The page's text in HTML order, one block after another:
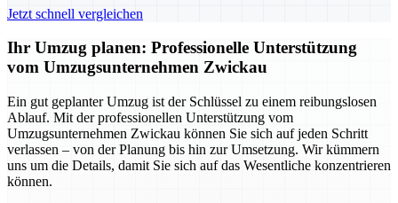
Jetzt schnell vergleichen
Ihr Umzug planen: Professionelle Unterstützung
vom Umzugsunternehmen Zwickau
Ein gut geplanter Umzug ist der Schlüssel zu einem reibungslosen
Ablauf. Mit der professionellen Unterstützung vom
Umzugsunternehmen Zwickau können Sie sich auf jeden Schritt
verlassen – von der Planung bis hin zur Umsetzung. Wir kümmern
uns um die Details, damit Sie sich auf das Wesentliche konzentrieren
können.